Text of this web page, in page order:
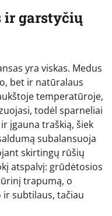
ir garstyčių
yra viskas. Medus
bet ir natūralaus
temperatūroje,
todėl sparneliai
įgauna traškią, šiek
subalansuoja
skirtingų rūšių
atspalvį: grūdėtosios
trapumą, o
ir subtilaus, tačiau